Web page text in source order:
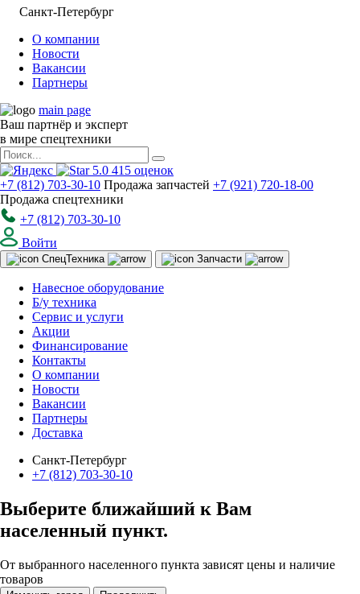
Санкт-Петербург
О компании
Новости
Вакансии
Партнеры
main page
Ваш партнёр и эксперт
в мире спецтехники
5.0 415 оценок
+7 (812) 703-30-10 Продажа запчастей +7 (921) 720-18-00
Продажа спецтехники
+7 (812) 703-30-10
Войти
СпецТехника Запчасти
Навесное оборудование
Б/у техника
Сервис и услуги
Акции
Финансирование
Контакты
О компании
Новости
Вакансии
Партнеры
Доставка
Санкт-Петербург
+7 (812) 703-30-10
Выберите ближайший к Вам
населенный пункт.
От выбранного населенного пункта зависят цены и наличие
товаров